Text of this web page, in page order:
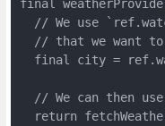
final
// We use
// that we want
final city =
// We can then
return